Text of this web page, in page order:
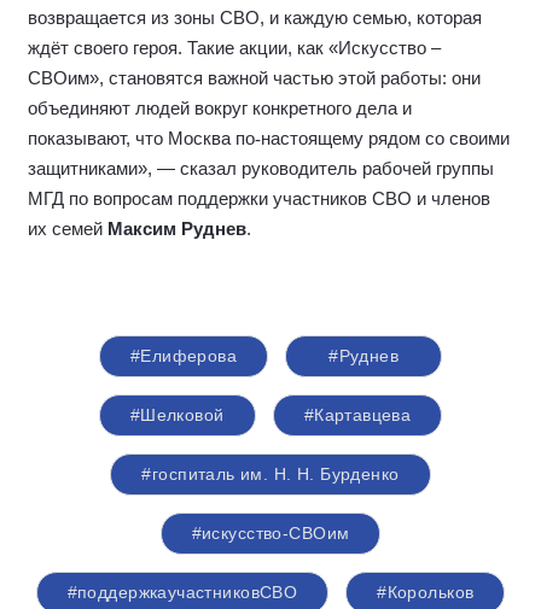
возвращается из зоны СВО, и каждую семью, которая
ждёт своего героя. Такие акции, как «Искусство –
СВОим», становятся важной частью этой работы: они
объединяют людей вокруг конкретного дела и
показывают, что Москва по‑настоящему рядом со своими
защитниками», — сказал руководитель рабочей группы
МГД по вопросам поддержки участников СВО и членов
их семей Максим Руднев.
#Елиферова #Руднев
#Шелковой #Картавцева
#госпиталь им. Н. Н. Бурденко
#искусство-СВОим
#поддержкаучастниковСВО #Корольков